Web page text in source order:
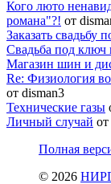
Кого люто
романа"?! от
Заказать свадьбу
Cвадьба под ключ
Магазин шин и
Re: Физиология
от disman3
Технические газы
Личный случай
Полная
© 2026